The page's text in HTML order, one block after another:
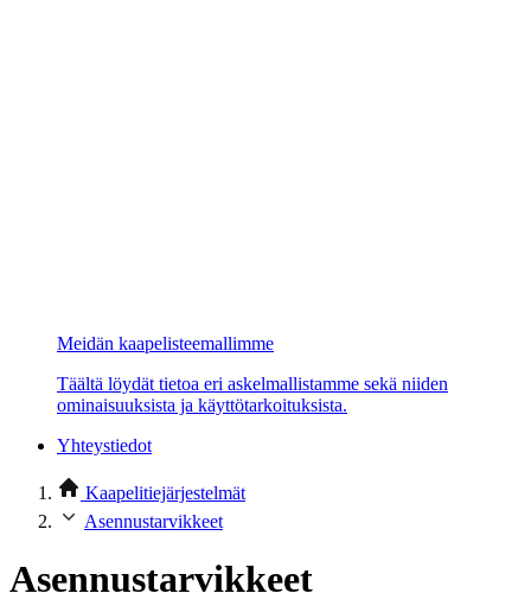
Meidän kaapelisteemallimme
Täältä löydät tietoa eri askelmallistamme sekä niiden
ominaisuuksista ja käyttötarkoituksista.
Yhteystiedot
Kaapelitiejärjestelmät
Asennustarvikkeet
Asennustarvikkeet